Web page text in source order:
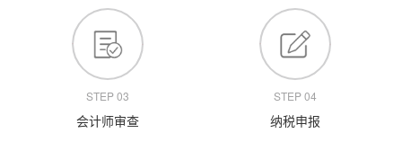
STEP 03
会计师审查
STEP 04
纳税申报